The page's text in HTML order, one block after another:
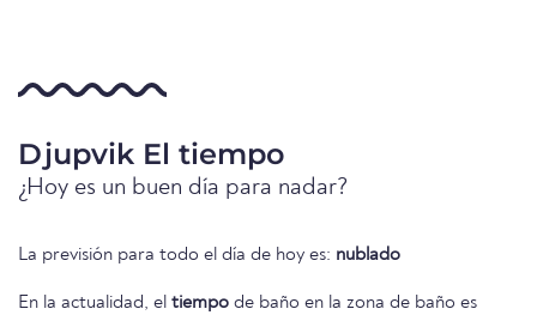
Djupvik El tiempo
¿Hoy es un buen día para nadar?
La previsión para todo el día de hoy es: nublado
En la actualidad, el tiempo de baño en la zona de baño es